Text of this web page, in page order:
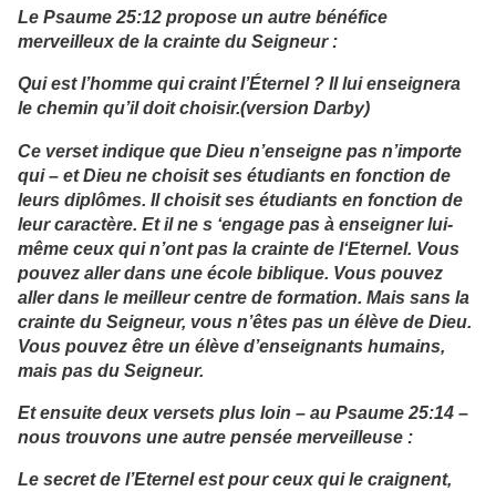
Le Psaume 25:12 propose un autre bénéfice
merveilleux de la crainte du Seigneur :
Qui est l’homme qui craint l’Éternel ? Il lui enseignera
le chemin qu’il doit choisir.(version Darby)
Ce verset indique que Dieu n’enseigne pas n’importe
qui – et Dieu ne choisit ses étudiants en fonction de
leurs diplômes. Il choisit ses étudiants en fonction de
leur caractère. Et il ne s ‘engage pas à enseigner lui-
même ceux qui n’ont pas la crainte de l‘Eternel. Vous
pouvez aller dans une école biblique. Vous pouvez
aller dans le meilleur centre de formation. Mais sans la
crainte du Seigneur, vous n’êtes pas un élève de Dieu.
Vous pouvez être un élève d’enseignants humains,
mais pas du Seigneur.
Et ensuite deux versets plus loin – au Psaume 25:14 –
nous trouvons une autre pensée merveilleuse :
Le secret de l’Eternel est pour ceux qui le craignent,